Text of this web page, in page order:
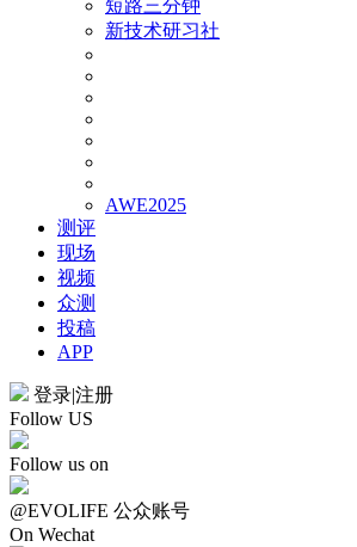
短路三分钟
新技术研习社
AWE2025
测评
现场
视频
众测
投稿
APP
登录|注册
Follow US
Follow us on
@EVOLIFE 公众账号
On Wechat